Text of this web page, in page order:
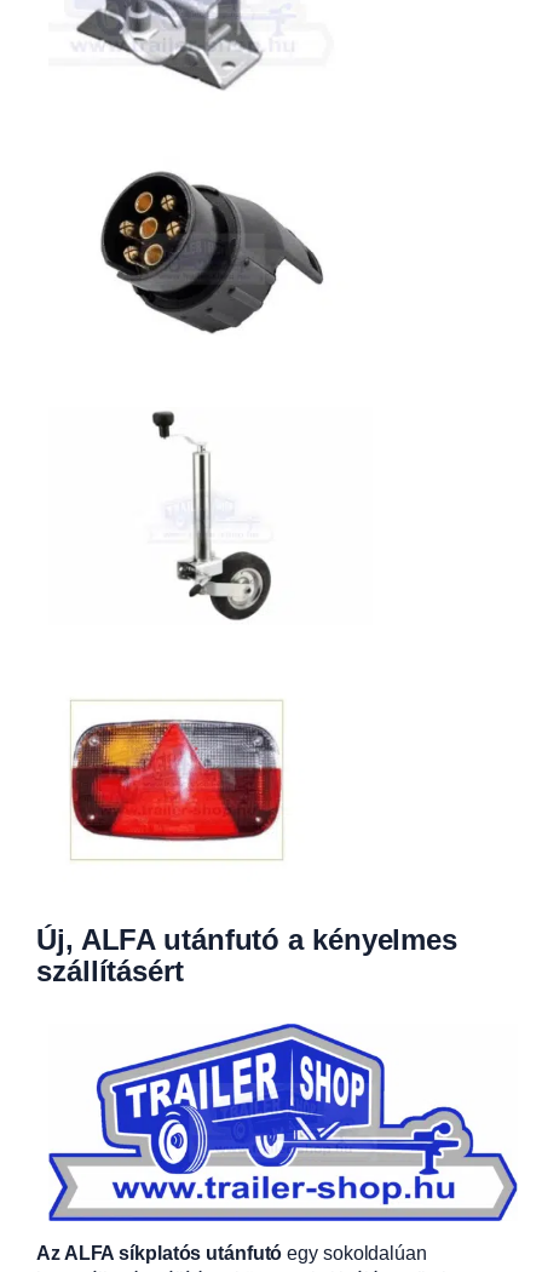
Új, ALFA utánfutó a kényelmes
szállításért
Az ALFA síkplatós utánfutó egy sokoldalúan